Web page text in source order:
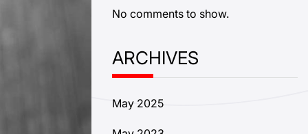
No comments to show.
ARCHIVES
May 2025